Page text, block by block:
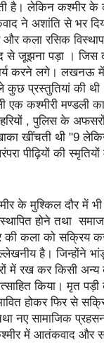
है। लेकिन कश्मीर के
ने अशांति से भर
और कला रसिक
से जूझना पड़ा ।
करने लगे। लखनऊ में
कुछ प्रस्तुतियां
कश्मीरी मण्डली का
, पुलिस के
खींचती थी "9
पीढ़ियों की
में भी बहुत सी
होने तथा समाज
की कला को सक्रिय
है। जिन्होंने
में रख कर किसी
किया। मृत
होकर फिर से
नए सामाजिक
में आतंकवाद और